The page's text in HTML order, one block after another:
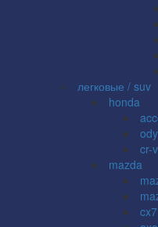
легковые / suv
honda
cr-v
mazda
cx7